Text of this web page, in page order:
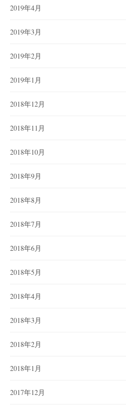
2019年4月
2019年3月
2019年2月
2019年1月
2018年12月
2018年11月
2018年10月
2018年9月
2018年8月
2018年7月
2018年6月
2018年5月
2018年4月
2018年3月
2018年2月
2018年1月
2017年12月